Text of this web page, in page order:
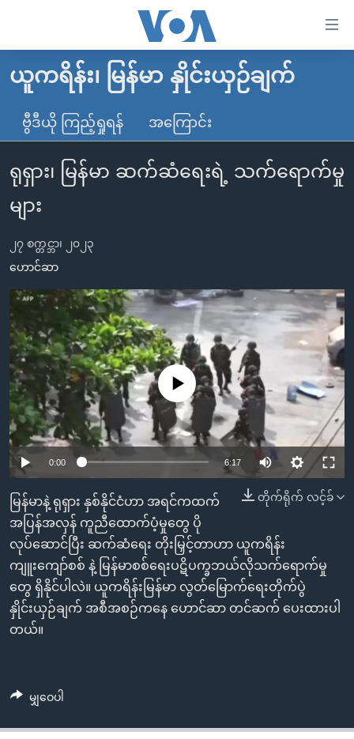
လွယ်ကူ
သည့်
များ
ပင်မ
သို့
ကျော်
ကြည့်
ရန်
ပင်မ
ညွန်း
စာမျက်နှာ
သို့
ကျော်
ကြည့်
ရှာဖွေ
ရန်
နေရာ
သို့
ကျော်
ရန်
မူလစာမျက်နှာ
မြန်မာ
ကမ္ဘာ့သတင်းများ
နိုင်ငံတကာ
အစ္စရေး-ပါလက်စတိုင်း
ဗွီဒီယို
ရပ်ဝန်းတခု လမ်းတခု အလွန်
အင်္ဂလိပ်စာလေ့လာမယ်
မကြေးမုံရဲ့ အင်္ဂလိပ်စာ
ရုပ်ရှင်ထဲက အင်္ဂလိပ်စာ
သုတပဒေသာ အင်္ဂလိပ်စာ
ရေဒီယို
တီဗွီ
ရေဒီယိုနှင့်ရုပ်သံ အချက်အလက်များ
ရေဒီယို/တီဗွီအစီအစဉ်
Learning English
ဗွီအိုအေ လူမှုကွန်ယက်များ
ဘာသာစကားများ
ယူကရိန်း၊ မြန်မာ နှိုင်းယှဉ်ချက်
ဗွီဒီယို ကြည့်ရှုရန် အကြောင်း
ရုရှား၊ မြန်မာ ဆက်ဆံရေးရဲ့ သက်ရောက်မှု
များ
၂၇ စက္တင္ဘာ၊ ၂၀၂၃
ဟောင်ဆာ
No media source currently available
0:00 6:17
တိုက်ရိုက် လင့်ခ်
မြန်မာနဲ့ ရုရှား နှစ်နိုင်ငံဟာ အရင်ကထက်
အပြန်အလှန် ကူညီထောက်ပံ့မှုတွေ ပို
လုပ်ဆောင်ပြီး ဆက်ဆံရေး တိုးမြှင့်တာဟာ ယူကရိန်း
ကျူးကျော်စစ် နဲ့ မြန်မာစစ်ရေးပဋိပက္ခဘယ်လိုသက်ရောက်မှု
တွေ ရှိနိုင်ပါလဲ။ ယူကရိန်းမြန်မာ လွတ်မြောက်ရေးတိုက်ပွဲ
နှိုင်းယှဉ်ချက် အစီအစဉ်ကနေ ဟောင်ဆာ တင်ဆက် ပေးထားပါ
တယ်။
မျှဝေပါ